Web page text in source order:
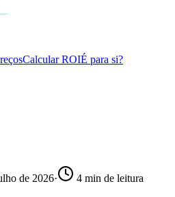
Calcular ROIÉ para si?
de 2026· 4 min de leitura